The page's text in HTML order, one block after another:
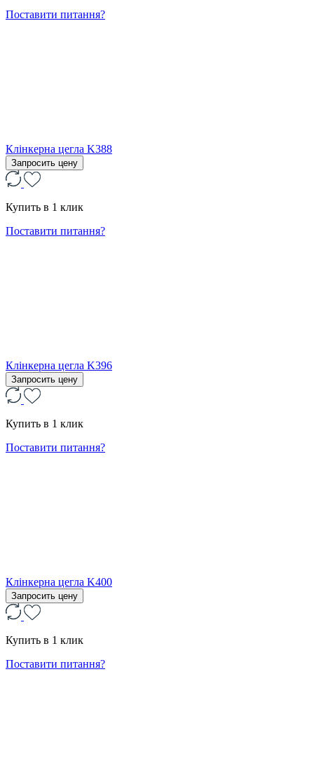
Поставити питання?
Клінкерна цегла K388
Запросить цену
Купить в 1 клик
Поставити питання?
Клінкерна цегла K396
Запросить цену
Купить в 1 клик
Поставити питання?
Клінкерна цегла K400
Запросить цену
Купить в 1 клик
Поставити питання?